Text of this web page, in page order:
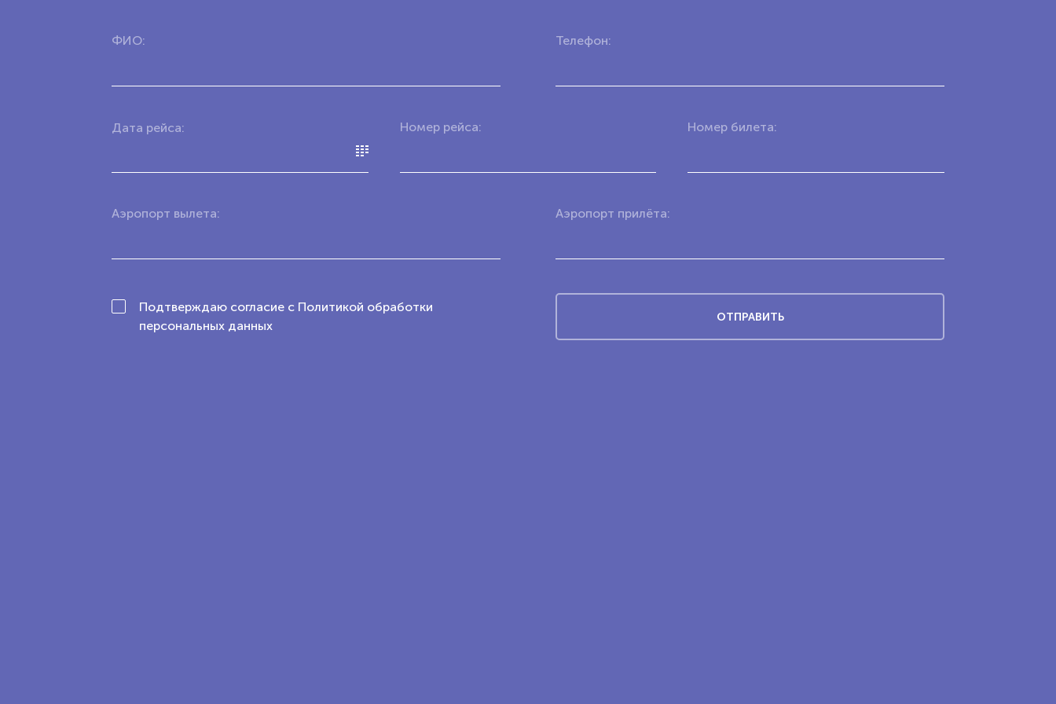
ФИО: Телефон:
Дата рейса: Номер рейса: Номер билета:
Аэропорт вылета: Аэропорт прилёта:
Подтверждаю согласие с Политикой обработки
персональных данных